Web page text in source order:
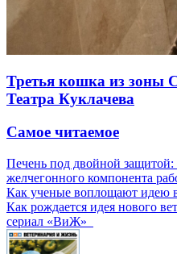
Третья кошка из зоны
Театра Куклачева
Самое читаемое
Печень под двойной защитой:
желчегонного компонента
Как ученые воплощают идею
Как рождается идея нового
сериал «ВиЖ»